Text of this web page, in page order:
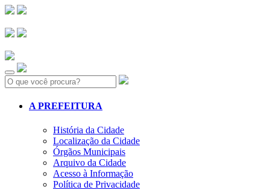
Search:
A PREFEITURA
História da Cidade
Localização da Cidade
Órgãos Municipais
Arquivo da Cidade
Acesso à Informação
Política de Privacidade